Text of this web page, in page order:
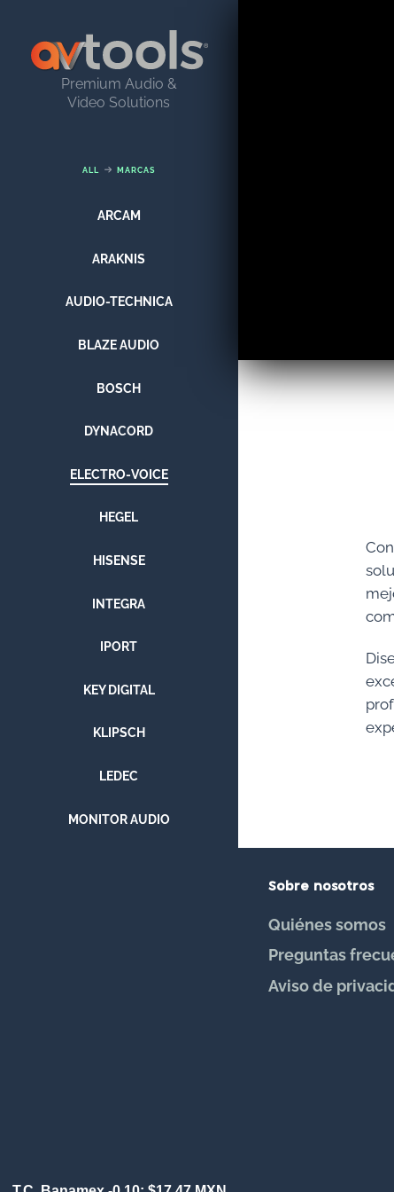
Premium Audio &
Video Solutions
ALL MARCAS
ARCAM
ARAKNIS
AUDIO-TECHNICA
BLAZE AUDIO
BOSCH
DYNACORD
ELECTRO-VOICE
HEGEL
HISENSE
INTEGRA
IPORT
KEY DIGITAL
KLIPSCH
LEDEC
MONITOR AUDIO
Sobre nosotros
Quiénes somos
Preguntas
Aviso de